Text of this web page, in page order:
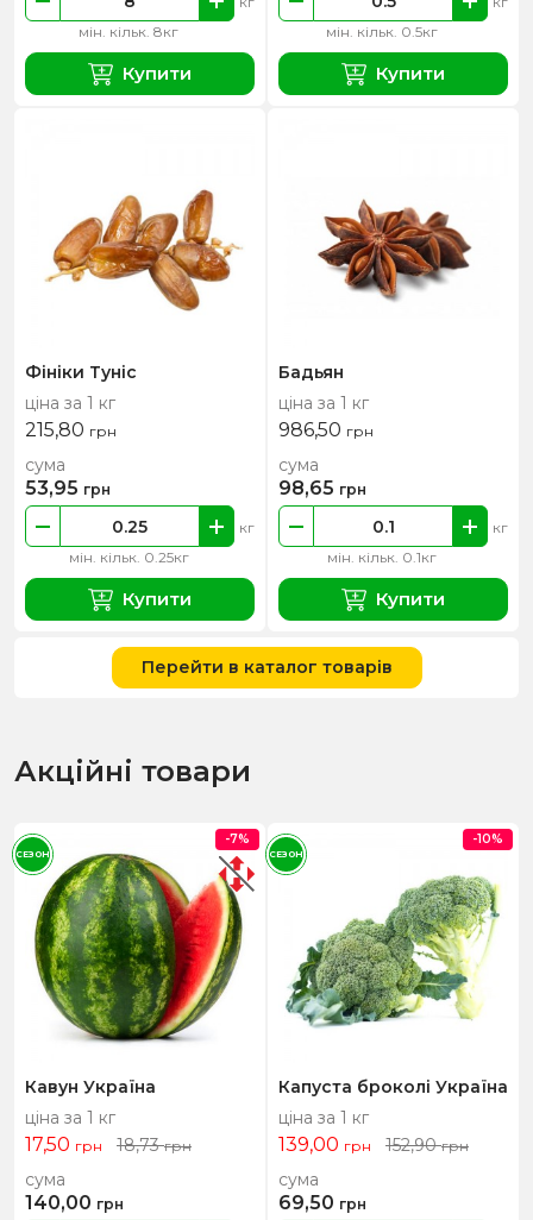
мін. кільк. 8кг
Купити
мін. кільк. 0.5кг
Купити
Фініки Туніс
ціна за 1 кг
215,80 грн
мін. кільк. 0.25кг
кг
сума
53,95 грн
Купити
Бадьян
ціна за 1 кг
986,50 грн
мін. кільк. 0.1кг
кг
сума
98,65 грн
Купити
Перейти в каталог товарів
Акційні товари
Кавун Україна
ціна за 1 кг
17,50 грн 18,73грн
сума
140,00 грн
-7%
СЕЗОН
Капуста броколі Україна
ціна за 1 кг
139,00 грн 152,90грн
сума
69,50 грн
-10%
СЕЗОН